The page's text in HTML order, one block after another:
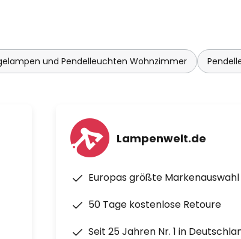
und Pendelleuchten Wohnzimmer
Lampenwelt.de
Europas größte Markenauswahl
50 Tage kostenlose Retoure
Seit 25 Jahren Nr. 1 in